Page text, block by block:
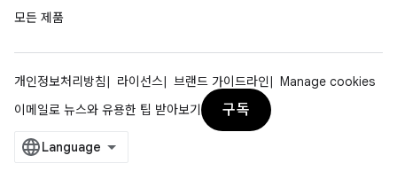
모든 제품
개인정보처리방침 라이선스 브랜드 가이드라인
Manage cookies
이메일로 뉴스와 유용한 팁 받아보기
구독